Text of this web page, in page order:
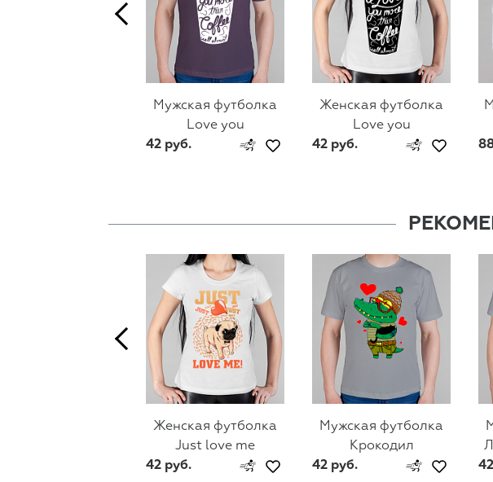
Мужская футболка
Love you
42 руб.
Женская футболка
Love you
42 руб.
Женская футболка
Just love me
42 руб.
Мужская футболка
Крокодил
42 руб.